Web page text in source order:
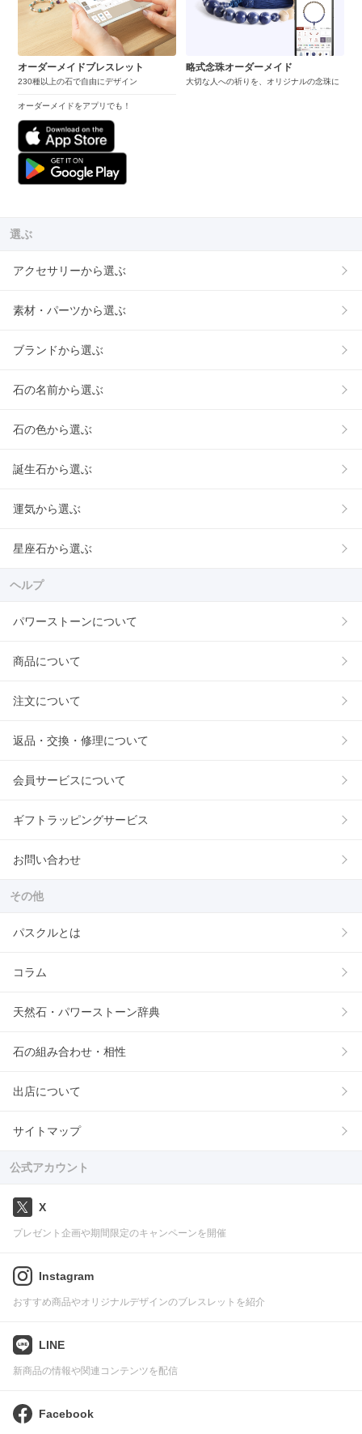
オーダーメイドブレスレット
230種以上の石で自由にデザイン
オーダーメイドをアプリでも！
略式念珠オーダーメイド
大切な人への祈りを、オリジナルの念珠に
選ぶ
アクセサリーから選ぶ
素材・パーツから選ぶ
ブランドから選ぶ
石の名前から選ぶ
石の色から選ぶ
誕生石から選ぶ
運気から選ぶ
星座石から選ぶ
ヘルプ
パワーストーンについて
商品について
注文について
返品・交換・修理について
会員サービスについて
ギフトラッピングサービス
お問い合わせ
その他
パスクルとは
コラム
天然石・パワーストーン辞典
石の組み合わせ・相性
出店について
サイトマップ
公式アカウント
X
プレゼント企画や期間限定のキャンペーンを開催
Instagram
おすすめ商品やオリジナルデザインのブレスレットを紹介
LINE
新商品の情報や関連コンテンツを配信
Facebook